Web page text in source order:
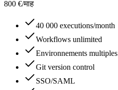
800 €/माह
40 000 executions/month
Workflows unlimited
Environnements multiples
Git version control
SSO/SAML